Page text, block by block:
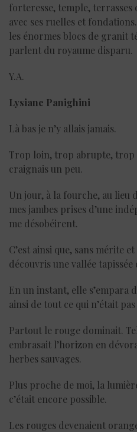
forteresse, temple,
avec ses ruelles et
les énormes blocs de granit
parlent du royaume disparu.
Y.A.
Lysiane Panighini
Là bas je n’y allais jamais.
Trop loin, trop abrupte, trop
craignais un peu.
Un jour, à la fourche, au lieu
mes jambes prises d’une
me désobéirent.
C’est ainsi que, sans mérite
découvris une vallée tapissée
En un instant, elle s’empara
ainsi de tout ce qui n’était pas
Partout le rouge dominait.
embrasait l’horizon en
herbes sauvages.
Plus proche de moi, la
c’était encore possible.
Les rouges devenaient